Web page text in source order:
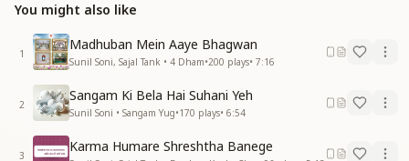
बाबा का बच्चों से रुहानी
सम्बन्ध तो अविनाशी है
प्यार भरता हर मन में
आत्मा जिसकी प्यासी है
बाबा का बच्चों से रुहानी
सम्बन्ध तो अविनाशी है
प्यार भरता हर मन में
आत्मा जिसकी प्यासी है
You might also like
1
Madhuban Mein Aaye Bhagwan
Sunil Soni, Sajal Tank • 4 Dham•200 plays• 7:16
2
Sangam Ki Bela Hai Suhani Yeh
Sunil Soni • Sangam Yug•170 plays• 6:54
3
Karma Humare Shreshtha Banege